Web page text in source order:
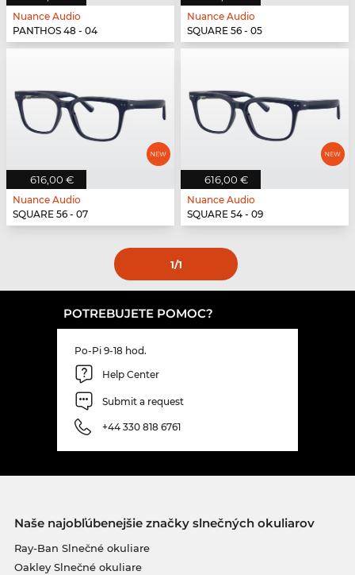
Nuance Audio
PANTHOS 48 - 04
Nuance Audio
SQUARE 56 - 05
616,00 €
Nuance Audio
SQUARE 56 - 07
616,00 €
Nuance Audio
SQUARE 54 - 09
1/1
POTREBUJETE POMOC?
Po-Pi 9-18 hod.
Help Center
Submit a request
+44 330 818 6761
Naše najobľúbenejšie značky slnečných okuliarov
Ray-Ban Slnečné okuliare
Oakley Slnečné okuliare